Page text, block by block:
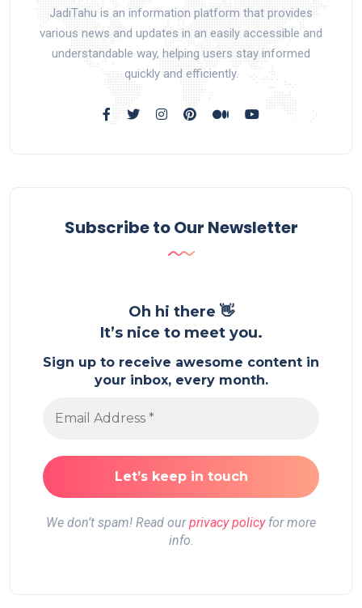
JadiTahu is an information platform that provides
various news and updates in an easily accessible and
understandable way, helping users stay informed
quickly and efficiently.
Subscribe to Our Newsletter
Oh hi there 👋
It’s nice to meet you.
Sign up to receive awesome content in
your inbox, every month.
We don’t spam! Read ourprivacy policyfor more
info.